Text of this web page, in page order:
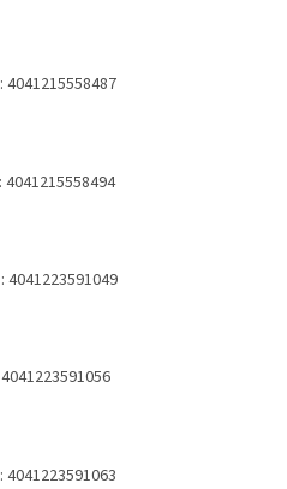
4041215558487
4041215558494
4041223591049
4041223591056
4041223591063